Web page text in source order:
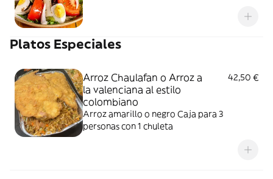
Platos Especiales
Arroz Chaulafan o Arroz a
la valenciana al estilo
colombiano
42,50 €
Arroz amarillo o negro Caja para 3
personas con 1 chuleta